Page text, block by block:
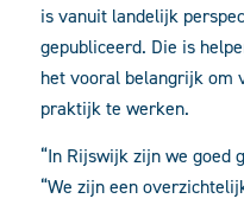
is vanuit landelijk
gepubliceerd. Die is
het vooral belangrijk om
praktijk te werken.
“In Rijswijk zijn we goed
“We zijn een